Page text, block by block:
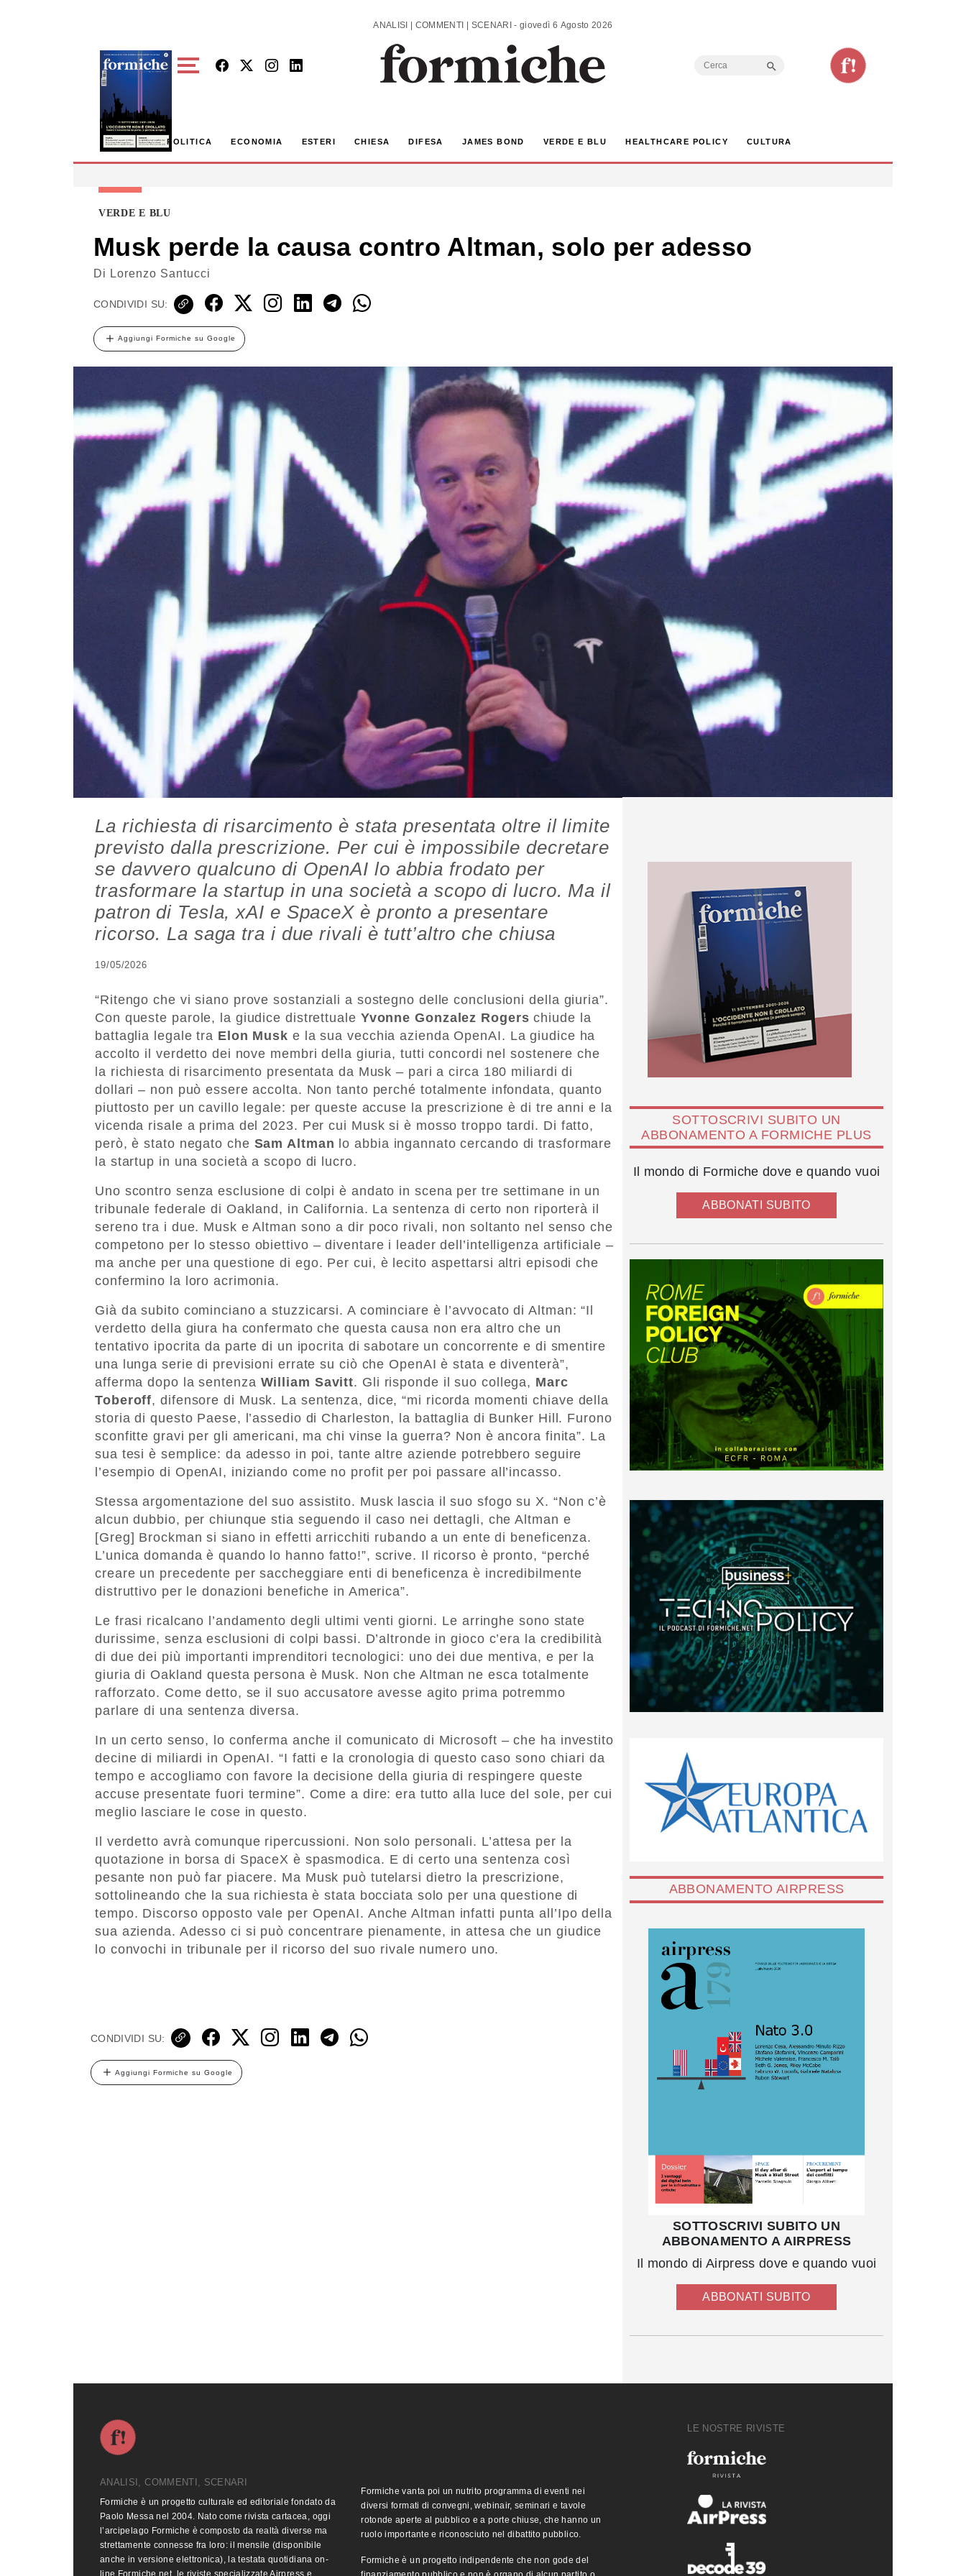
ANALISI | COMMENTI | SCENARI - giovedì 6 Agosto 2026
Search
POLITICA ECONOMIA ESTERI CHIESA DIFESA JAMES BOND VERDE E BLU HEALTHCARE POLICY CULTURA
VERDE E BLU
Musk perde la causa contro Altman, solo per adesso
Di Lorenzo Santucci
CONDIVIDI SU:
Aggiungi Formiche su Google
La richiesta di risarcimento è stata presentata oltre il limite
previsto dalla prescrizione. Per cui è impossibile decretare
se davvero qualcuno di OpenAI lo abbia frodato per
trasformare la startup in una società a scopo di lucro. Ma il
patron di Tesla, xAI e SpaceX è pronto a presentare
ricorso. La saga tra i due rivali è tutt’altro che chiusa
19/05/2026
“Ritengo che vi siano prove sostanziali a sostegno delle conclusioni della giuria”.
Con queste parole, la giudice distrettuale Yvonne Gonzalez Rogers chiude la
battaglia legale tra Elon Musk e la sua vecchia azienda OpenAI. La giudice ha
accolto il verdetto dei nove membri della giuria, tutti concordi nel sostenere che
la richiesta di risarcimento presentata da Musk – pari a circa 180 miliardi di
dollari – non può essere accolta. Non tanto perché totalmente infondata, quanto
piuttosto per un cavillo legale: per queste accuse la prescrizione è di tre anni e la
vicenda risale a prima del 2023. Per cui Musk si è mosso troppo tardi. Di fatto,
però, è stato negato che Sam Altman lo abbia ingannato cercando di trasformare
la startup in una società a scopo di lucro.
Uno scontro senza esclusione di colpi è andato in scena per tre settimane in un
tribunale federale di Oakland, in California. La sentenza di certo non riporterà il
sereno tra i due. Musk e Altman sono a dir poco rivali, non soltanto nel senso che
competono per lo stesso obiettivo – diventare i leader dell’intelligenza artificiale –
ma anche per una questione di ego. Per cui, è lecito aspettarsi altri episodi che
confermino la loro acrimonia.
Già da subito cominciano a stuzzicarsi. A cominciare è l’avvocato di Altman: “Il
verdetto della giura ha confermato che questa causa non era altro che un
tentativo ipocrita da parte di un ipocrita di sabotare un concorrente e di smentire
una lunga serie di previsioni errate su ciò che OpenAI è stata e diventerà”,
afferma dopo la sentenza William Savitt. Gli risponde il suo collega, Marc
Toberoff, difensore di Musk. La sentenza, dice, “mi ricorda momenti chiave della
storia di questo Paese, l’assedio di Charleston, la battaglia di Bunker Hill. Furono
sconfitte gravi per gli americani, ma chi vinse la guerra? Non è ancora finita”. La
sua tesi è semplice: da adesso in poi, tante altre aziende potrebbero seguire
l’esempio di OpenAI, iniziando come no profit per poi passare all’incasso.
Stessa argomentazione del suo assistito. Musk lascia il suo sfogo su X. “Non c’è
alcun dubbio, per chiunque stia seguendo il caso nei dettagli, che Altman e
[Greg] Brockman si siano in effetti arricchiti rubando a un ente di beneficenza.
L’unica domanda è quando lo hanno fatto!”, scrive. Il ricorso è pronto, “perché
creare un precedente per saccheggiare enti di beneficenza è incredibilmente
distruttivo per le donazioni benefiche in America”.
Le frasi ricalcano l’andamento degli ultimi venti giorni. Le arringhe sono state
durissime, senza esclusioni di colpi bassi. D’altronde in gioco c’era la credibilità
di due dei più importanti imprenditori tecnologici: uno dei due mentiva, e per la
giuria di Oakland questa persona è Musk. Non che Altman ne esca totalmente
rafforzato. Come detto, se il suo accusatore avesse agito prima potremmo
parlare di una sentenza diversa.
In un certo senso, lo conferma anche il comunicato di Microsoft – che ha investito
decine di miliardi in OpenAI. “I fatti e la cronologia di questo caso sono chiari da
tempo e accogliamo con favore la decisione della giuria di respingere queste
accuse presentate fuori termine”. Come a dire: era tutto alla luce del sole, per cui
meglio lasciare le cose in questo.
Il verdetto avrà comunque ripercussioni. Non solo personali. L’attesa per la
quotazione in borsa di SpaceX è spasmodica. E di certo una sentenza così
pesante non può far piacere. Ma Musk può tutelarsi dietro la prescrizione,
sottolineando che la sua richiesta è stata bocciata solo per una questione di
tempo. Discorso opposto vale per OpenAI. Anche Altman infatti punta all’Ipo della
sua azienda. Adesso ci si può concentrare pienamente, in attesa che un giudice
lo convochi in tribunale per il ricorso del suo rivale numero uno.
CONDIVIDI SU:
Aggiungi Formiche su Google
SOTTOSCRIVI SUBITO UN
ABBONAMENTO A FORMICHE PLUS
Il mondo di Formiche dove e quando vuoi
ABBONATI SUBITO
ABBONAMENTO AIRPRESS
SOTTOSCRIVI SUBITO UN
ABBONAMENTO A AIRPRESS
Il mondo di Airpress dove e quando vuoi
ABBONATI SUBITO
ANALISI, COMMENTI, SCENARI
Formiche è un progetto culturale ed editoriale fondato da
Paolo Messa nel 2004. Nato come rivista cartacea, oggi
l’arcipelago Formiche è composto da realtà diverse ma
strettamente connesse fra loro: il mensile (disponibile
anche in versione elettronica), la testata quotidiana on-
line Formiche.net, le riviste specializzate Airpress e
Formiche vanta poi un nutrito programma di eventi nei
diversi formati di convegni, webinair, seminari e tavole
rotonde aperte al pubblico e a porte chiuse, che hanno un
ruolo importante e riconosciuto nel dibattito pubblico.
Formiche è un progetto indipendente che non gode del
LE NOSTRE RIVISTE